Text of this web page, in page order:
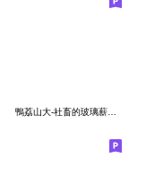
鴨荔山大-社畜的玻璃薪篇【什麼神獸村】